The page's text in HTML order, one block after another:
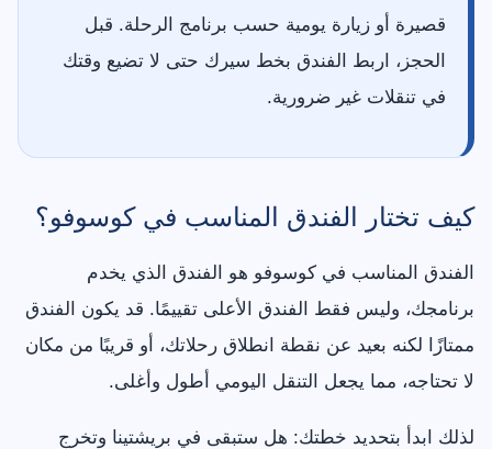
قصيرة أو زيارة يومية حسب برنامج الرحلة. قبل
الحجز، اربط الفندق بخط سيرك حتى لا تضيع وقتك
في تنقلات غير ضرورية.
كيف تختار الفندق المناسب في كوسوفو؟
الفندق المناسب في كوسوفو هو الفندق الذي يخدم
برنامجك، وليس فقط الفندق الأعلى تقييمًا. قد يكون الفندق
ممتازًا لكنه بعيد عن نقطة انطلاق رحلاتك، أو قريبًا من مكان
لا تحتاجه، مما يجعل التنقل اليومي أطول وأغلى.
لذلك ابدأ بتحديد خطتك: هل ستبقى في بريشتينا وتخرج